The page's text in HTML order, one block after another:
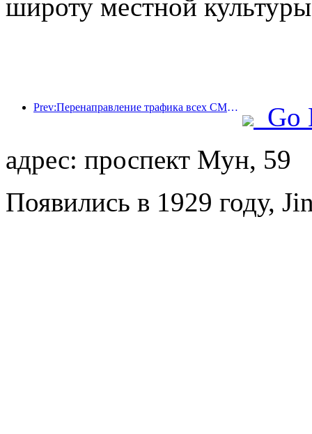
широту местной
Prev:Перенаправление трафика всех СМИ помогает старым магазинам омолодиться и создает новую модель «нулевого роста»
Go
адрес: проспект Мун, 59
Появились в 1929 году,